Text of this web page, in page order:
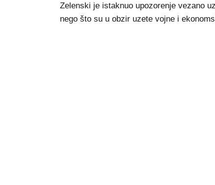
Zelenski je istaknuo upozorenje vezano
nego što su u obzir uzete vojne i